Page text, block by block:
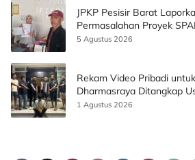
JPKP Pesisir Barat
Permasalahan Proyek
5 Agustus 2026
Rekam Video Pribadi
Dharmasraya Ditangkap
Korban
1 Agustus 2026